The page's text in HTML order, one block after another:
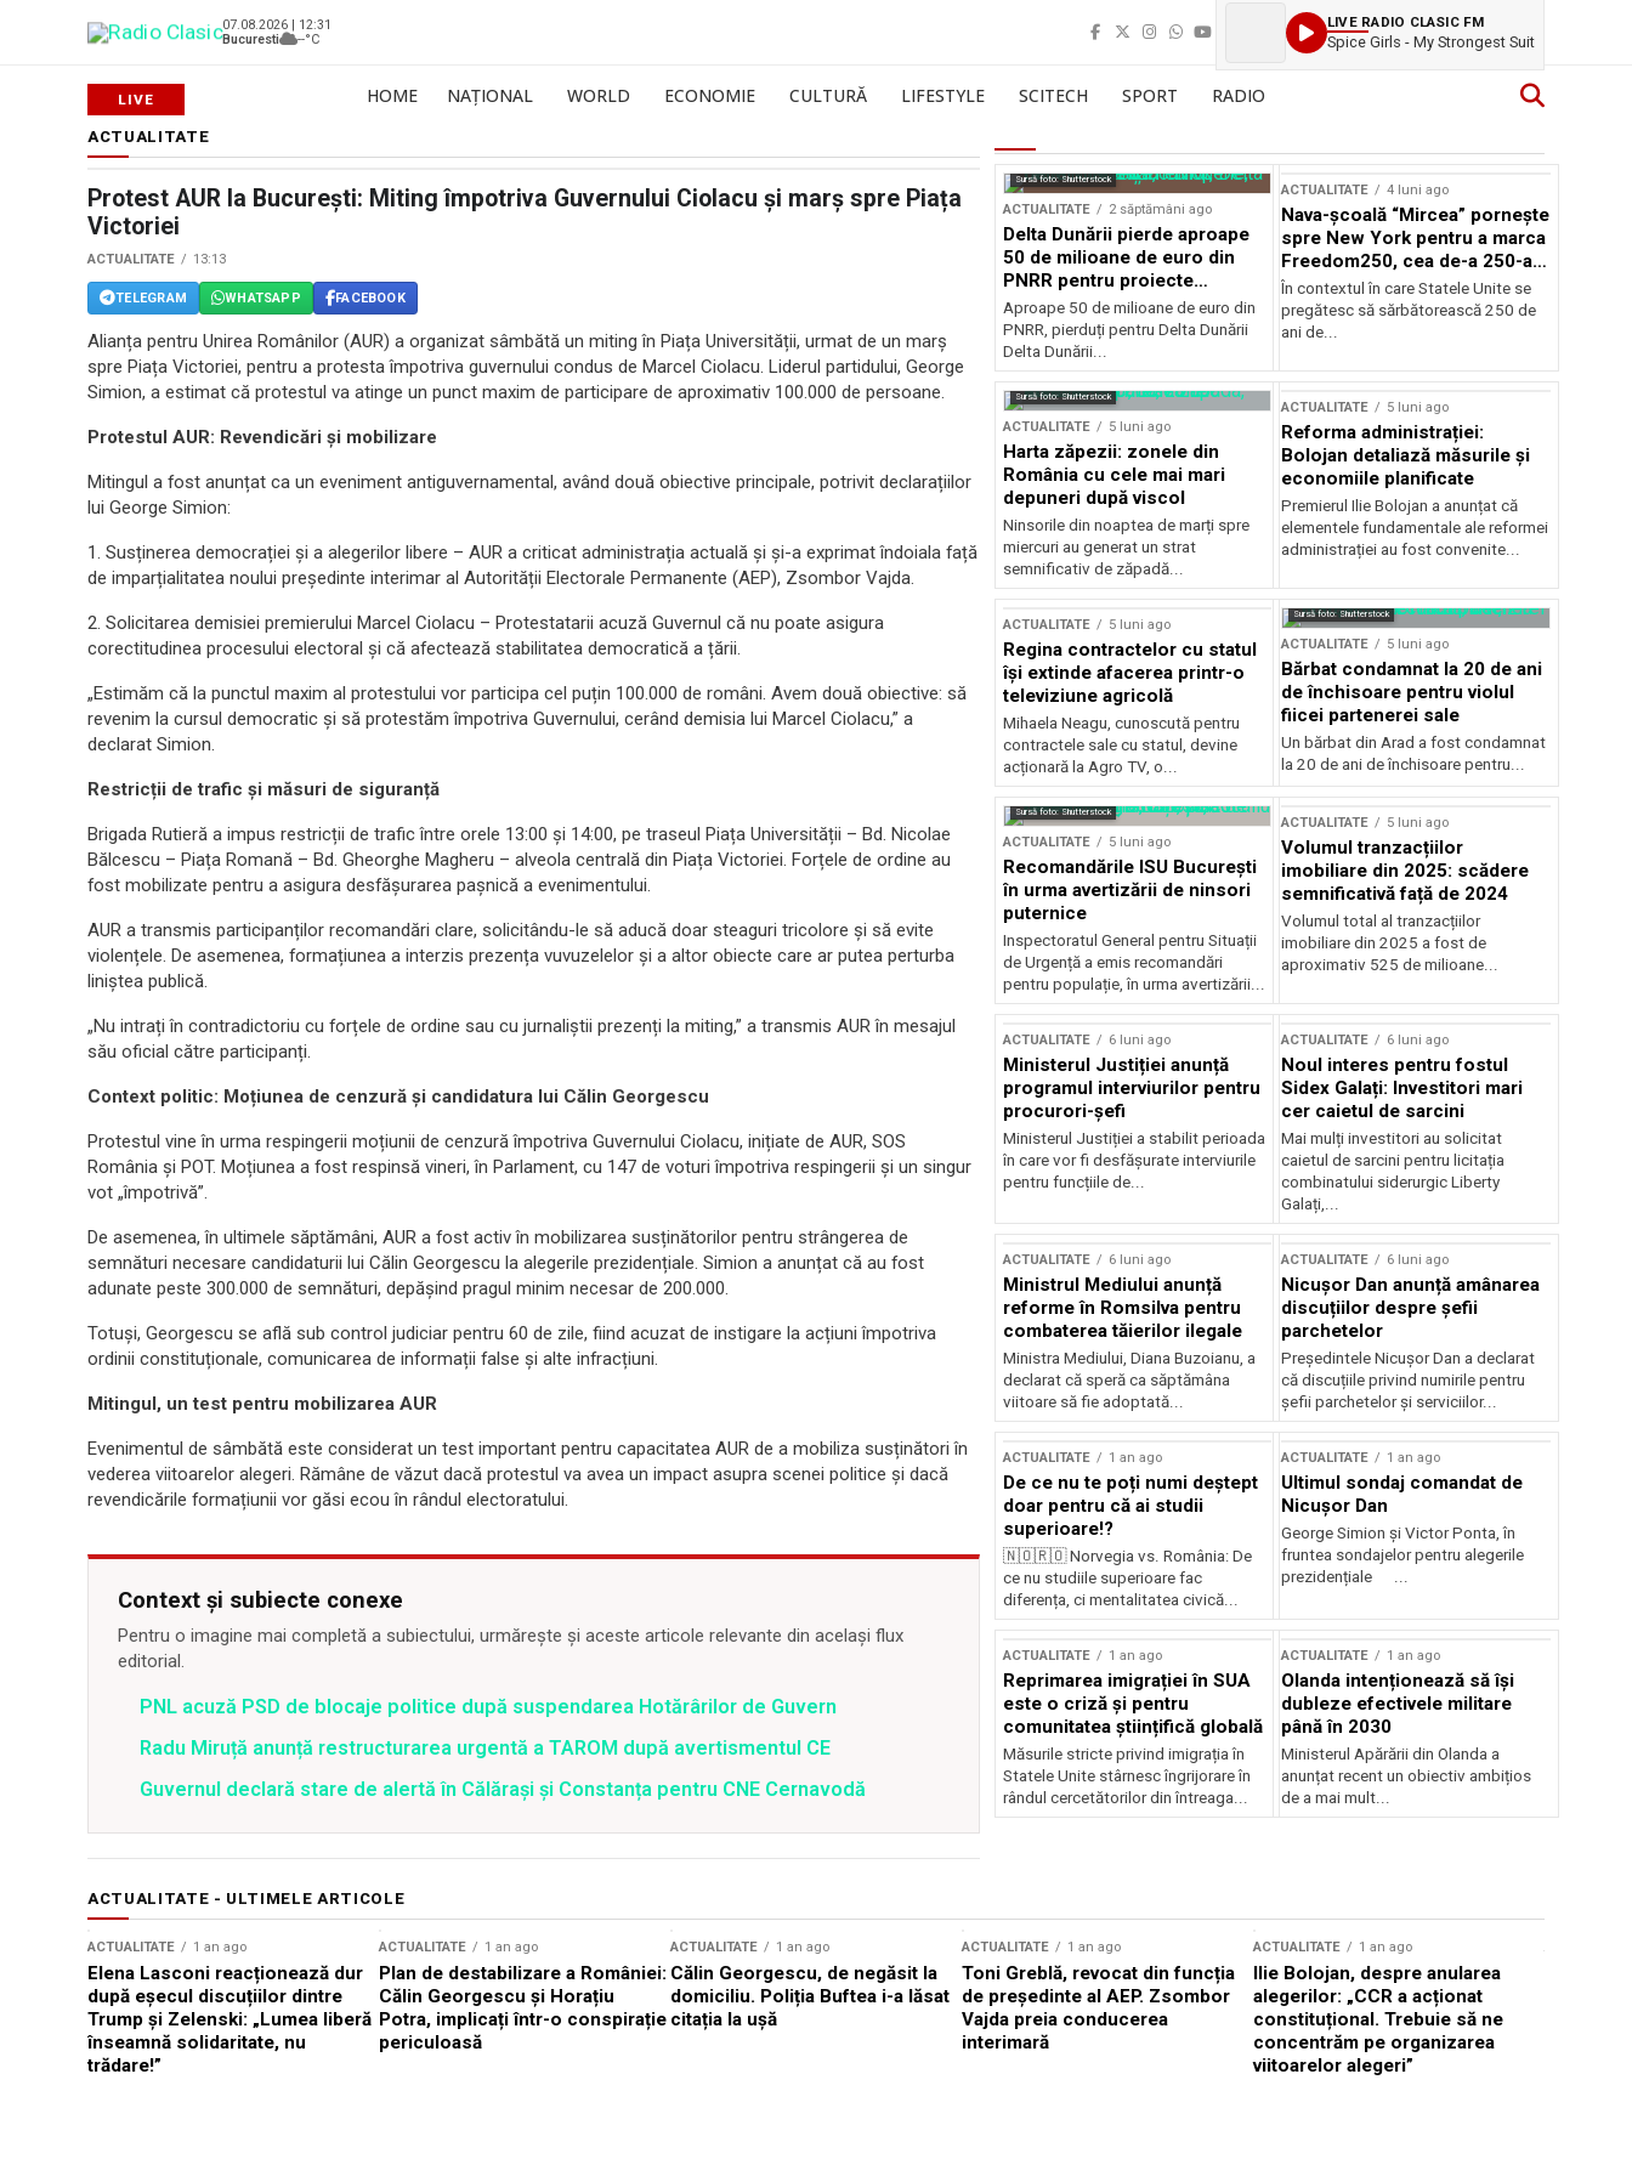
07.08.2026 | 12:31
Bucuresti
--°C
LIVE RADIO CLASIC FM
Spice Girls - My Strongest Suit
HOME NAȚIONAL WORLD ECONOMIE CULTURĂ LIFESTYLE SCITECH SPORT RADIO
ACTUALITATE
Protest AUR la București: Miting împotriva Guvernului Ciolacu și marș spre Piața
Victoriei
ACTUALITATE 13:13
TELEGRAM WHATSAPP FACEBOOK
Alianța pentru Unirea Românilor (AUR) a organizat sâmbătă un miting în Piața Universității, urmat de un marș
spre Piața Victoriei, pentru a protesta împotriva guvernului condus de Marcel Ciolacu. Liderul partidului, George
Simion, a estimat că protestul va atinge un punct maxim de participare de aproximativ 100.000 de persoane.
Protestul AUR: Revendicări și mobilizare
Mitingul a fost anunțat ca un eveniment antiguvernamental, având două obiective principale, potrivit declarațiilor
lui George Simion:
1. Susținerea democrației și a alegerilor libere – AUR a criticat administrația actuală și și-a exprimat îndoiala față
de imparțialitatea noului președinte interimar al Autorității Electorale Permanente (AEP), Zsombor Vajda.
2. Solicitarea demisiei premierului Marcel Ciolacu – Protestatarii acuză Guvernul că nu poate asigura
corectitudinea procesului electoral și că afectează stabilitatea democratică a țării.
„Estimăm că la punctul maxim al protestului vor participa cel puțin 100.000 de români. Avem două obiective: să
revenim la cursul democratic și să protestăm împotriva Guvernului, cerând demisia lui Marcel Ciolacu,” a
declarat Simion.
Restricții de trafic și măsuri de siguranță
Brigada Rutieră a impus restricții de trafic între orele 13:00 și 14:00, pe traseul Piața Universității – Bd. Nicolae
Bălcescu – Piața Romană – Bd. Gheorghe Magheru – alveola centrală din Piața Victoriei. Forțele de ordine au
fost mobilizate pentru a asigura desfășurarea pașnică a evenimentului.
AUR a transmis participanților recomandări clare, solicitându-le să aducă doar steaguri tricolore și să evite
violențele. De asemenea, formațiunea a interzis prezența vuvuzelelor și a altor obiecte care ar putea perturba
liniștea publică.
„Nu intrați în contradictoriu cu forțele de ordine sau cu jurnaliștii prezenți la miting,” a transmis AUR în mesajul
său oficial către participanți.
Context politic: Moțiunea de cenzură și candidatura lui Călin Georgescu
Protestul vine în urma respingerii moțiunii de cenzură împotriva Guvernului Ciolacu, inițiate de AUR, SOS
România și POT. Moțiunea a fost respinsă vineri, în Parlament, cu 147 de voturi împotriva respingerii și un singur
vot „împotrivă”.
De asemenea, în ultimele săptămâni, AUR a fost activ în mobilizarea susținătorilor pentru strângerea de
semnături necesare candidaturii lui Călin Georgescu la alegerile prezidențiale. Simion a anunțat că au fost
adunate peste 300.000 de semnături, depășind pragul minim necesar de 200.000.
Totuși, Georgescu se află sub control judiciar pentru 60 de zile, fiind acuzat de instigare la acțiuni împotriva
ordinii constituționale, comunicarea de informații false și alte infracțiuni.
Mitingul, un test pentru mobilizarea AUR
Evenimentul de sâmbătă este considerat un test important pentru capacitatea AUR de a mobiliza susținători în
vederea viitoarelor alegeri. Rămâne de văzut dacă protestul va avea un impact asupra scenei politice și dacă
revendicările formațiunii vor găsi ecou în rândul electoratului.
Context și subiecte conexe
Pentru o imagine mai completă a subiectului, urmărește și aceste articole relevante din același flux
editorial.
PNL acuză PSD de blocaje politice după suspendarea Hotărârilor de Guvern
Radu Miruță anunță restructurarea urgentă a TAROM după avertismentul CE
Guvernul declară stare de alertă în Călărași și Constanța pentru CNE Cernavodă
Sursă foto: Shutterstock
ACTUALITATE 2 săptămâni ago
Delta Dunării pierde aproape
50 de milioane de euro din
PNRR pentru proiecte
esențiale
Aproape 50 de milioane de euro din
PNRR, pierduți pentru Delta Dunării
Delta Dunării...
ACTUALITATE 4 luni ago
Nava-școală “Mircea” pornește
spre New York pentru a marca
Freedom250, cea de-a 250-a
aniversare a Statelor Unite
În contextul în care Statele Unite se
pregătesc să sărbătorească 250 de
ani de...
Sursă foto: Shutterstock
ACTUALITATE 5 luni ago
Harta zăpezii: zonele din
România cu cele mai mari
depuneri după viscol
Ninsorile din noaptea de marți spre
miercuri au generat un strat
semnificativ de zăpadă...
ACTUALITATE 5 luni ago
Reforma administrației:
Bolojan detaliază măsurile și
economiile planificate
Premierul Ilie Bolojan a anunțat că
elementele fundamentale ale reformei
administrației au fost convenite...
ACTUALITATE 5 luni ago
Regina contractelor cu statul
își extinde afacerea printr-o
televiziune agricolă
Mihaela Neagu, cunoscută pentru
contractele sale cu statul, devine
acționară la Agro TV, o...
Sursă foto: Shutterstock
ACTUALITATE 5 luni ago
Bărbat condamnat la 20 de ani
de închisoare pentru violul
fiicei partenerei sale
Un bărbat din Arad a fost condamnat
la 20 de ani de închisoare pentru...
Sursă foto: Shutterstock
ACTUALITATE 5 luni ago
Recomandările ISU București
în urma avertizării de ninsori
puternice
Inspectoratul General pentru Situații
de Urgență a emis recomandări
pentru populație, în urma avertizării...
ACTUALITATE 5 luni ago
Volumul tranzacțiilor
imobiliare din 2025: scădere
semnificativă față de 2024
Volumul total al tranzacțiilor
imobiliare din 2025 a fost de
aproximativ 525 de milioane...
ACTUALITATE 6 luni ago
Ministerul Justiției anunță
programul interviurilor pentru
procurori-șefi
Ministerul Justiției a stabilit perioada
în care vor fi desfășurate interviurile
pentru funcțiile de...
ACTUALITATE 6 luni ago
Noul interes pentru fostul
Sidex Galați: Investitori mari
cer caietul de sarcini
Mai mulți investitori au solicitat
caietul de sarcini pentru licitația
combinatului siderurgic Liberty
Galați,...
ACTUALITATE 6 luni ago
Ministrul Mediului anunță
reforme în Romsilva pentru
combaterea tăierilor ilegale
Ministra Mediului, Diana Buzoianu, a
declarat că speră ca săptămâna
viitoare să fie adoptată...
ACTUALITATE 6 luni ago
Nicușor Dan anunță amânarea
discuțiilor despre șefii
parchetelor
Președintele Nicușor Dan a declarat
că discuțiile privind numirile pentru
șefii parchetelor și serviciilor...
ACTUALITATE 1 an ago
De ce nu te poți numi deștept
doar pentru că ai studii
superioare!?
🇳🇴🇷🇴 Norvegia vs. România: De
ce nu studiile superioare fac
diferența, ci mentalitatea civică...
ACTUALITATE 1 an ago
Ultimul sondaj comandat de
Nicușor Dan
George Simion și Victor Ponta, în
fruntea sondajelor pentru alegerile
prezidențiale ...
ACTUALITATE 1 an ago
Reprimarea imigrației în SUA
este o criză și pentru
comunitatea științifică globală
Măsurile stricte privind imigrația în
Statele Unite stârnesc îngrijorare în
rândul cercetătorilor din întreaga...
ACTUALITATE 1 an ago
Olanda intenționează să își
dubleze efectivele militare
până în 2030
Ministerul Apărării din Olanda a
anunțat recent un obiectiv ambițios
de a mai mult...
ACTUALITATE - ULTIMELE ARTICOLE
ACTUALITATE 1 an ago
Elena Lasconi reacționează dur
după eșecul discuțiilor dintre
Trump și Zelenski: „Lumea liberă
înseamnă solidaritate, nu
trădare!”
ACTUALITATE 1 an ago
Plan de destabilizare a României:
Călin Georgescu și Horațiu
Potra, implicați într-o conspirație
periculoasă
ACTUALITATE 1 an ago
Călin Georgescu, de negăsit la
domiciliu. Poliția Buftea i-a lăsat
citația la ușă
ACTUALITATE 1 an ago
Toni Greblă, revocat din funcția
de președinte al AEP. Zsombor
Vajda preia conducerea
interimară
ACTUALITATE 1 an ago
Ilie Bolojan, despre anularea
alegerilor: „CCR a acționat
constituțional. Trebuie să ne
concentrăm pe organizarea
viitoarelor alegeri”